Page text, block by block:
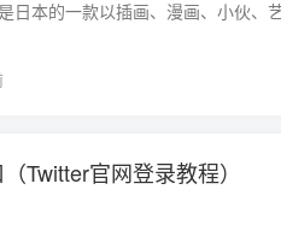
Twitter官网登录教程）